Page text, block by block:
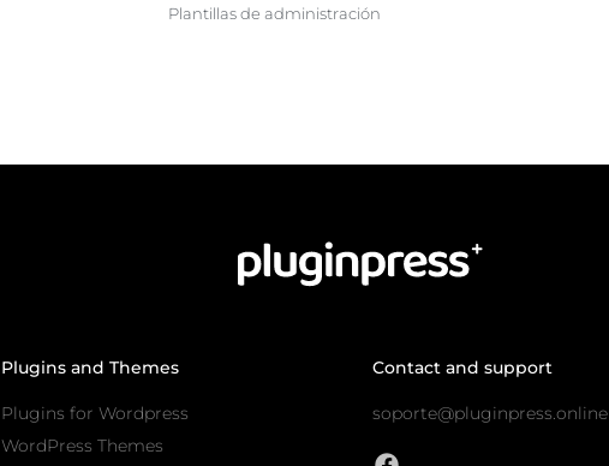
Plantillas de administración
Plugins and Themes
Plugins for Wordpress
WordPress Themes
Contact and support
soporte@pluginpress.online